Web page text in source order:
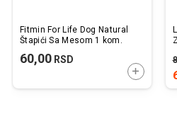
Fitmin For Life Dog Natural
Štapići Sa Mesom 1 kom.
60,00 RSD